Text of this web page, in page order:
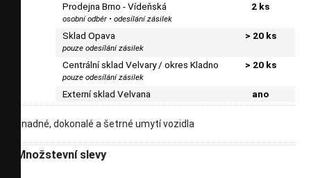
Prodejna Brno - Vídeňská
osobní odběr • odesílání zásilek
2 ks
Sklad Opava
pouze odesílání zásilek
> 20 ks
Centrální sklad Velvary / okres Kladno
pouze odesílání zásilek
> 20 ks
Externí sklad Velvana ano
snadné, dokonalé a šetrné umytí vozidla
Množstevní slevy